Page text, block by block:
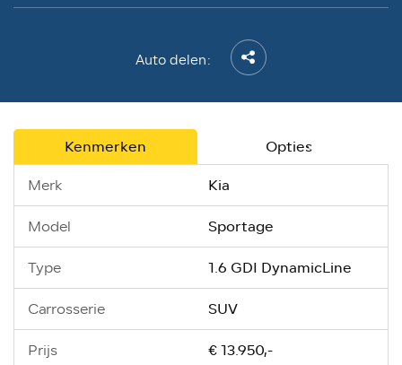
Auto delen:
Kenmerken Opties
Merk Kia
Model Sportage
Type 1.6 GDI DynamicLine
Carrosserie SUV
Prijs € 13.950,-